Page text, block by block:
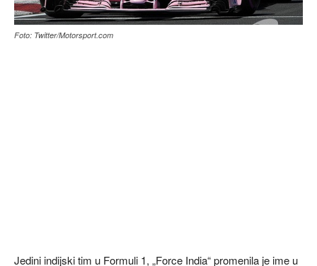
Foto: Twitter/Motorsport.com
Jedini indijski tim u Formuli 1, „Force India“ promenila je ime u